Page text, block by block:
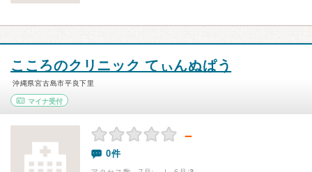
こころのクリニック てぃんぬぱう
沖縄県宮古島市平良下里
マイナ受付
－
0件